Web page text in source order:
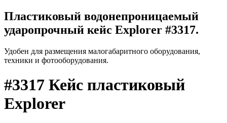
Пластиковый водонепроницаемый
ударопрочный кейс Explorer #3317.
Удобен для размещения малогабаритного оборудования,
техники и фотооборудования.
#3317 Кейс пластиковый
Explorer